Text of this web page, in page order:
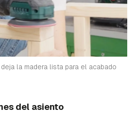
la madera lista para el acabado
del asiento